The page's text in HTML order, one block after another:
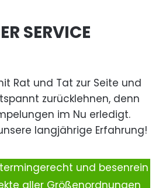
SERVICE
Rat und Tat zur Seite und
zurücklehnen, denn
im Nu erledigt.
langjährige Erfahrung!
und besenrein
aller Größenordnungen